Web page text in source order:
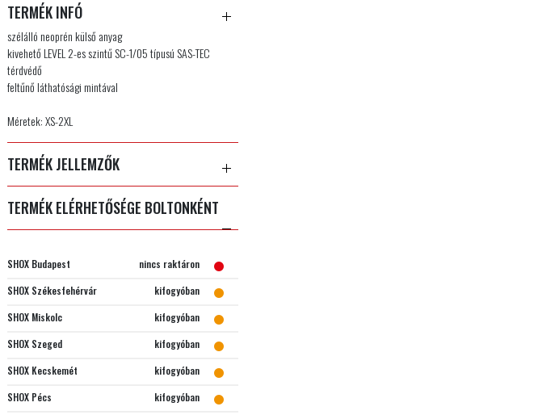
TERMÉK INFÓ
szélálló neoprén külső anyag
kivehető LEVEL 2-es szintű SC-1/05 típusú SAS-TEC
térdvédő
feltűnő láthatósági mintával
Méretek: XS-2XL
TERMÉK JELLEMZŐK
TERMÉK ELÉRHETŐSÉGE BOLTONKÉNT
SHOX Budapest
nincs raktáron
SHOX Székesfehérvár
kifogyóban
SHOX Miskolc
kifogyóban
SHOX Szeged
kifogyóban
SHOX Kecskemét
kifogyóban
SHOX Pécs
kifogyóban